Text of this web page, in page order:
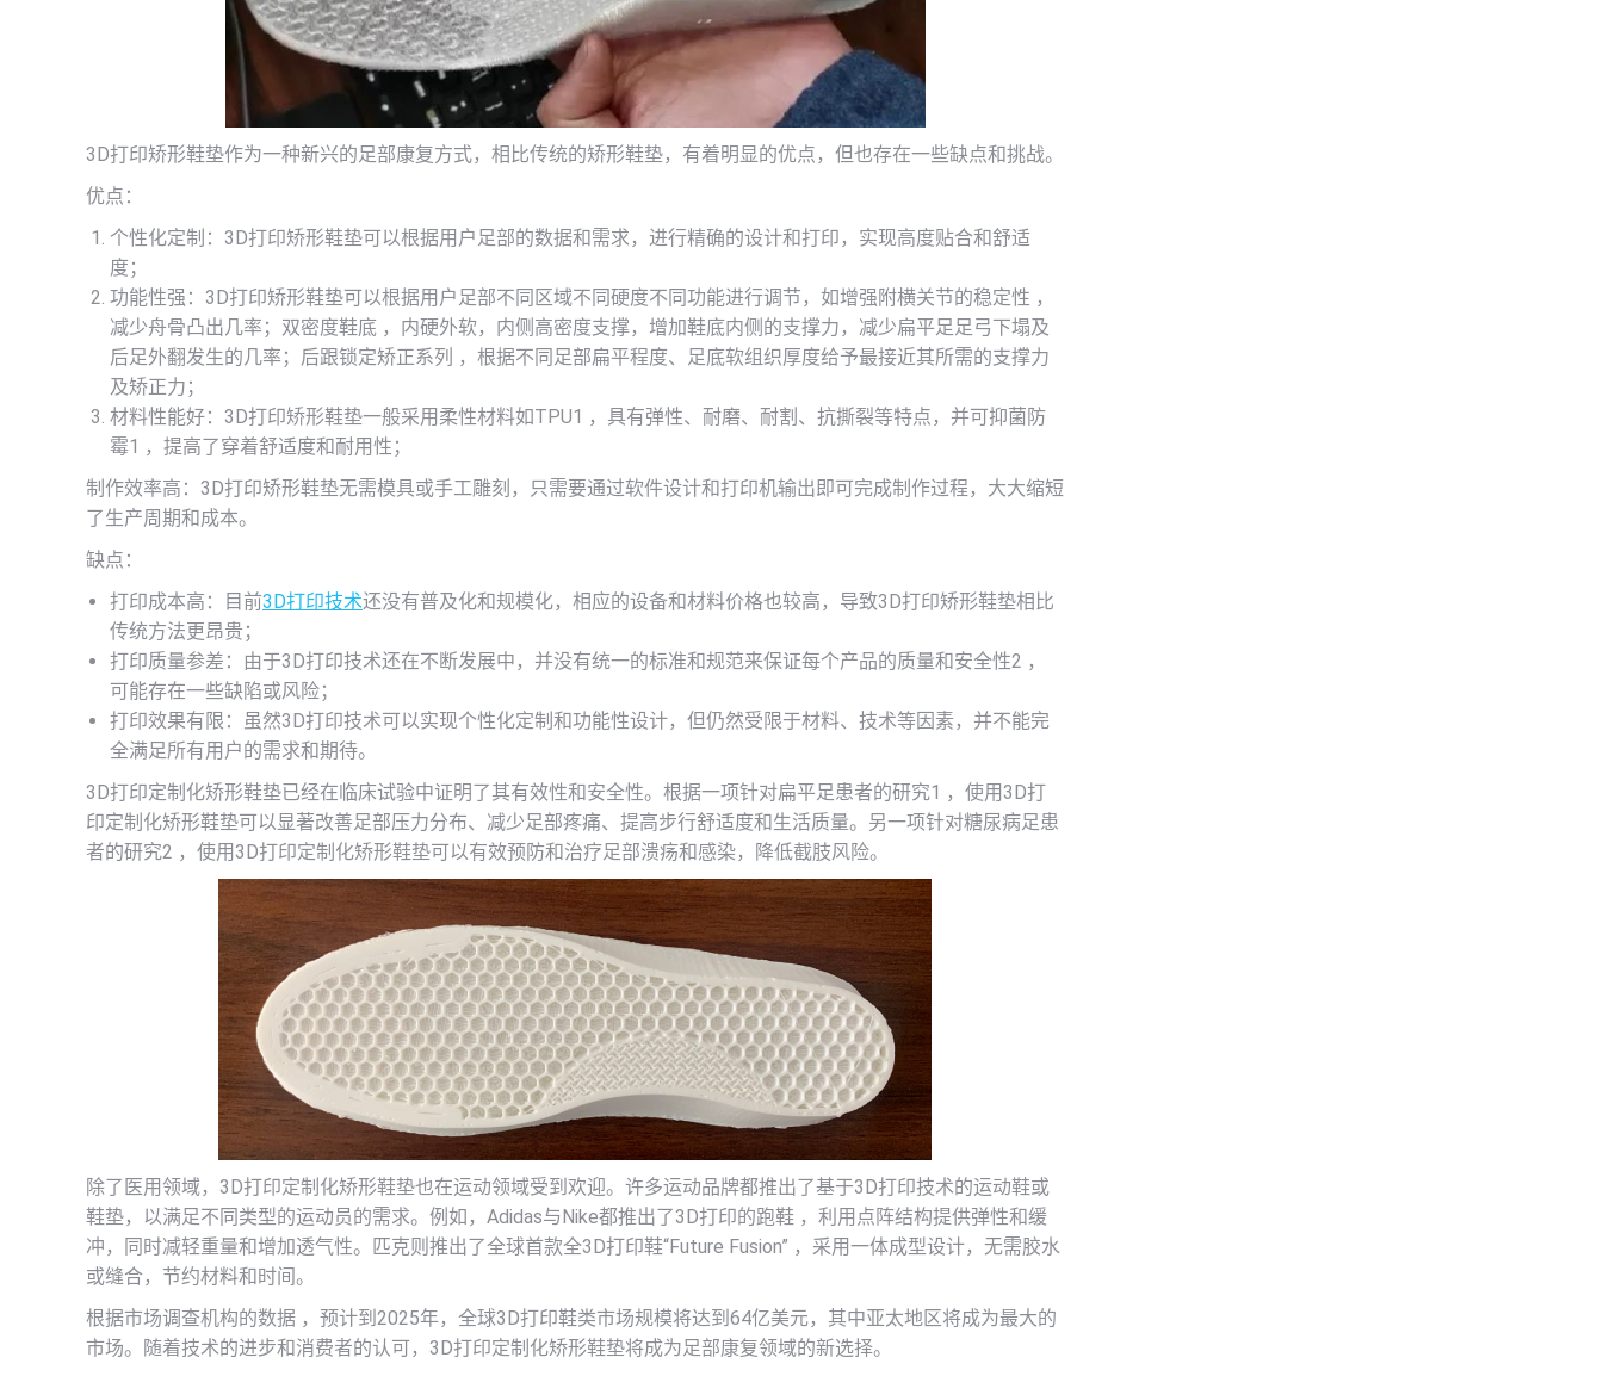
3D打印矫形鞋垫作为一种新兴的足部康复方式，相比传统的矫形鞋垫，有着明显的优点，但也存在一些缺点和挑战。
优点：
个性化定制：3D打印矫形鞋垫可以根据用户足部的数据和需求，进行精确的设计和打印，实现高度贴合和舒适
度；
功能性强：3D打印矫形鞋垫可以根据用户足部不同区域不同硬度不同功能进行调节，如增强附横关节的稳定性 ，
减少舟骨凸出几率；双密度鞋底 ，内硬外软，内侧高密度支撑，增加鞋底内侧的支撑力，减少扁平足足弓下塌及
后足外翻发生的几率；后跟锁定矫正系列 ，根据不同足部扁平程度、足底软组织厚度给予最接近其所需的支撑力
及矫正力；
材料性能好：3D打印矫形鞋垫一般采用柔性材料如TPU1 ，具有弹性、耐磨、耐割、抗撕裂等特点，并可抑菌防
霉1 ，提高了穿着舒适度和耐用性；
制作效率高：3D打印矫形鞋垫无需模具或手工雕刻，只需要通过软件设计和打印机输出即可完成制作过程，大大缩短
了生产周期和成本。
缺点：
打印成本高：目前3D打印技术还没有普及化和规模化，相应的设备和材料价格也较高，导致3D打印矫形鞋垫相比
传统方法更昂贵；
打印质量参差：由于3D打印技术还在不断发展中，并没有统一的标准和规范来保证每个产品的质量和安全性2 ，
可能存在一些缺陷或风险；
打印效果有限：虽然3D打印技术可以实现个性化定制和功能性设计，但仍然受限于材料、技术等因素，并不能完
全满足所有用户的需求和期待。
3D打印定制化矫形鞋垫已经在临床试验中证明了其有效性和安全性。根据一项针对扁平足患者的研究1 ，使用3D打
印定制化矫形鞋垫可以显著改善足部压力分布、减少足部疼痛、提高步行舒适度和生活质量。另一项针对糖尿病足患
者的研究2 ，使用3D打印定制化矫形鞋垫可以有效预防和治疗足部溃疡和感染，降低截肢风险。
除了医用领域，3D打印定制化矫形鞋垫也在运动领域受到欢迎。许多运动品牌都推出了基于3D打印技术的运动鞋或
鞋垫，以满足不同类型的运动员的需求。例如，Adidas与Nike都推出了3D打印的跑鞋 ，利用点阵结构提供弹性和缓
冲，同时减轻重量和增加透气性。匹克则推出了全球首款全3D打印鞋“Future Fusion” ，采用一体成型设计，无需胶水
或缝合，节约材料和时间。
根据市场调查机构的数据 ，预计到2025年，全球3D打印鞋类市场规模将达到64亿美元，其中亚太地区将成为最大的
市场。随着技术的进步和消费者的认可，3D打印定制化矫形鞋垫将成为足部康复领域的新选择。